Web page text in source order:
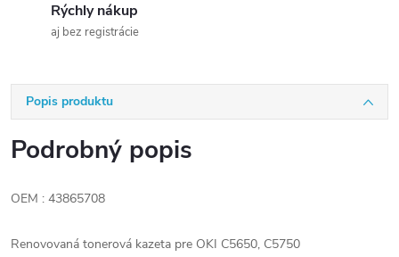
Rýchly nákup
aj bez registrácie
Popis produktu
Podrobný popis
OEM : 43865708
Renovovaná tonerová kazeta pre OKI C5650, C5750